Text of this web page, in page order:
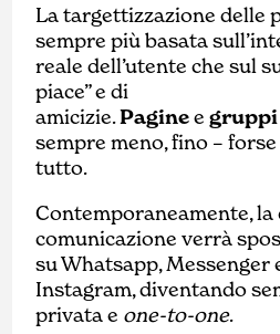
La targettizzazione delle
sempre più basata
reale dell’utente che sul
piace” e di
amicizie.Pagineegruppi
sempre meno, fino –
tutto.
Contemporaneamente,
comunicazione verrà
su Whatsapp, Messenger
Instagram, diventando
privata e one-to-one.